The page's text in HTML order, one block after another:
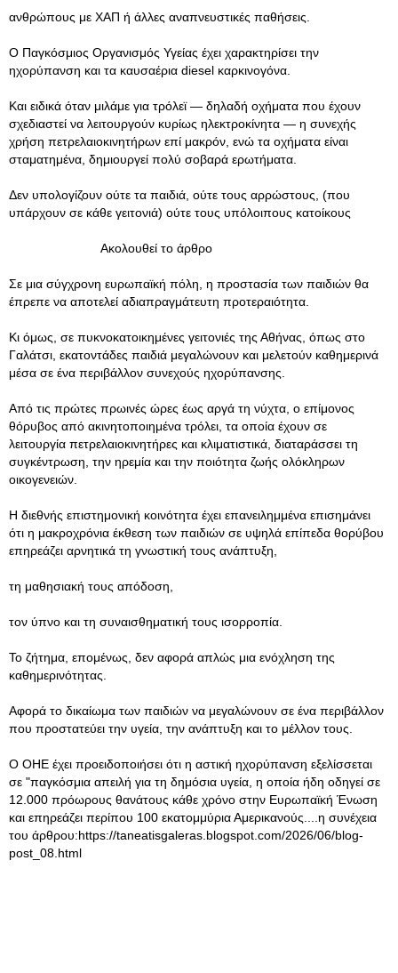
ανθρώπους με ΧΑΠ ή άλλες αναπνευστικές παθήσεις.
Ο Παγκόσμιος Οργανισμός Υγείας έχει χαρακτηρίσει την
ηχορύπανση και τα καυσαέρια diesel καρκινογόνα.
Και ειδικά όταν μιλάμε για τρόλεϊ — δηλαδή οχήματα που έχουν
σχεδιαστεί να λειτουργούν κυρίως ηλεκτροκίνητα — η συνεχής
χρήση πετρελαιοκινητήρων επί μακρόν, ενώ τα οχήματα είναι
σταματημένα, δημιουργεί πολύ σοβαρά ερωτήματα.
Δεν υπολογίζουν ούτε τα παιδιά, ούτε τους αρρώστους, (που
υπάρχουν σε κάθε γειτονιά) ούτε τους υπόλοιπους κατοίκους
Ακολουθεί το άρθρο
Σε μια σύγχρονη ευρωπαϊκή πόλη, η προστασία των παιδιών θα
έπρεπε να αποτελεί αδιαπραγμάτευτη προτεραιότητα.
Κι όμως, σε πυκνοκατοικημένες γειτονιές της Αθήνας, όπως στο
Γαλάτσι, εκατοντάδες παιδιά μεγαλώνουν και μελετούν καθημερινά
μέσα σε ένα περιβάλλον συνεχούς ηχορύπανσης.
Από τις πρώτες πρωινές ώρες έως αργά τη νύχτα, ο επίμονος
θόρυβος από ακινητοποιημένα τρόλει, τα οποία έχουν σε
λειτουργία πετρελαιοκινητήρες και κλιματιστικά, διαταράσσει τη
συγκέντρωση, την ηρεμία και την ποιότητα ζωής ολόκληρων
οικογενειών.
Η διεθνής επιστημονική κοινότητα έχει επανειλημμένα επισημάνει
ότι η μακροχρόνια έκθεση των παιδιών σε υψηλά επίπεδα θορύβου
επηρεάζει αρνητικά τη γνωστική τους ανάπτυξη,
τη μαθησιακή τους απόδοση,
τον ύπνο και τη συναισθηματική τους ισορροπία.
Το ζήτημα, επομένως, δεν αφορά απλώς μια ενόχληση της
καθημερινότητας.
Αφορά το δικαίωμα των παιδιών να μεγαλώνουν σε ένα περιβάλλον
που προστατεύει την υγεία, την ανάπτυξη και το μέλλον τους.
Ο ΟΗΕ έχει προειδοποιήσει ότι η αστική ηχορύπανση εξελίσσεται
σε "παγκόσμια απειλή για τη δημόσια υγεία, η οποία ήδη οδηγεί σε
12.000 πρόωρους θανάτους κάθε χρόνο στην Ευρωπαϊκή Ένωση
και επηρεάζει περίπου 100 εκατομμύρια Αμερικανούς....η συνέχεια
του άρθρου:https://taneatisgaleras.blogspot.com/2026/06/blog-
post_08.html